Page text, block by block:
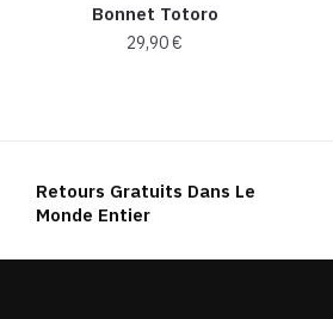
Bonnet Totoro
29,90€
variations.
options
Retours Gratuits Dans Le
Monde Entier